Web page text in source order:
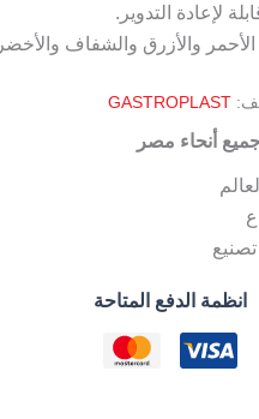
لإعادة التدوير.
الأحمر والأزرق والشفاف والأخضر
GASTROPLAST
أنحاء مصر
انظمة الدفع المتاحة